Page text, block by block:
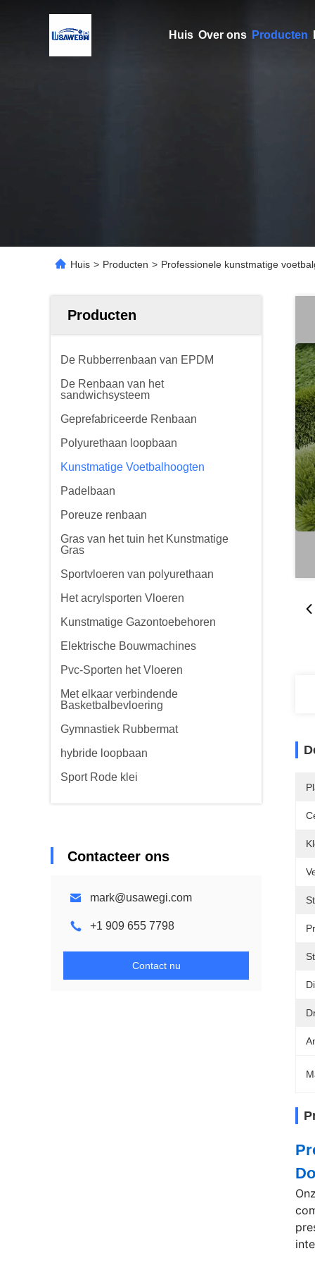
Huis Over ons Producten
Huis > Producten > Professionele kunstmatige
Producten
De Rubberrenbaan van EPDM
De Renbaan van het
sandwichsysteem
Geprefabriceerde Renbaan
Polyurethaan loopbaan
Kunstmatige Voetbalhoogten
Padelbaan
Poreuze renbaan
Gras van het tuin het Kunstmatige
Gras
Sportvloeren van polyurethaan
Het acrylsporten Vloeren
Kunstmatige Gazontoebehoren
Elektrische Bouwmachines
Pvc-Sporten het Vloeren
Met elkaar verbindende
Basketbalbevloering
Gymnastiek Rubbermat
hybride loopbaan
Sport Rode klei
Contacteer ons
mark@usawegi.com
+1 909 655 7798
Contact nu